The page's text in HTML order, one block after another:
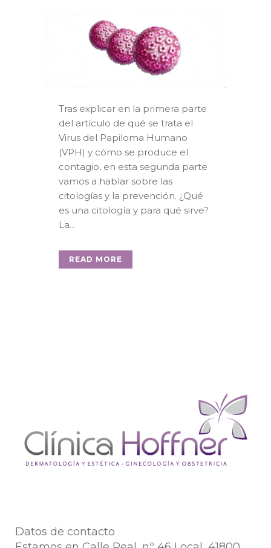
Tras explicar en la primera parte
del artículo de qué se trata el
Virus del Papiloma Humano
(VPH) y cómo se produce el
contagio, en esta segunda parte
vamos a hablar sobre las
citologías y la prevención. ¿Qué
es una citología y para qué sirve?
La...
READ MORE
Datos de contacto